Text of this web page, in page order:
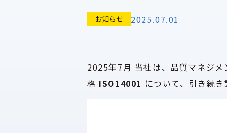
お知らせ 2025.07.01
2025年7月 当社は、品質マネジ
格 ISO14001 について、引き続